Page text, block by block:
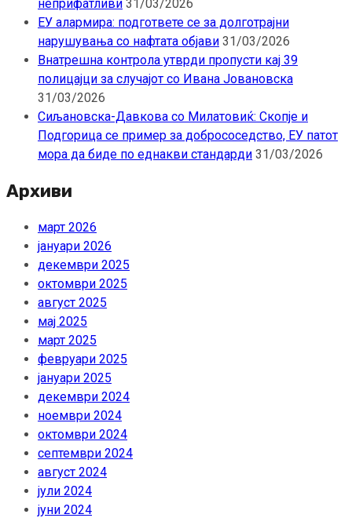
неприфатливи 31/03/2026
ЕУ алармира: подгответе се за долготрајни
нарушувања со нафтата објави 31/03/2026
Внатрешна контрола утврди пропусти кај 39
полицајци за случајот со Ивана Јовановска
31/03/2026
Сиљановска-Давкова со Милатовиќ: Скопје и
Подгорица се пример за добрососедство, ЕУ патот
мора да биде по еднакви стандарди 31/03/2026
Архиви
март 2026
јануари 2026
декември 2025
октомври 2025
август 2025
мај 2025
март 2025
февруари 2025
јануари 2025
декември 2024
ноември 2024
октомври 2024
септември 2024
август 2024
јули 2024
јуни 2024